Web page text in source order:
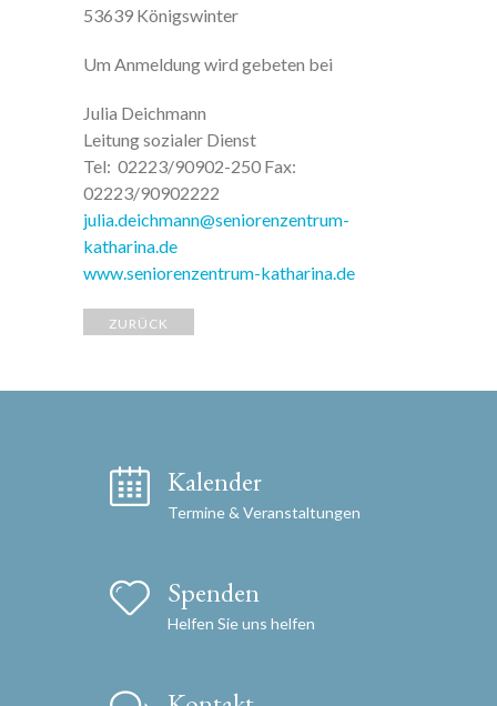
53639 Königswinter
Um Anmeldung wird gebeten bei
Julia Deichmann
Leitung sozialer Dienst
Tel: 02223/90902-250 Fax:
02223/90902222
julia.deichmann@seniorenzentrum-
katharina.de
www.seniorenzentrum-katharina.de
ZURÜCK
Kalender
Termine & Veranstaltungen
Spenden
Helfen Sie uns helfen